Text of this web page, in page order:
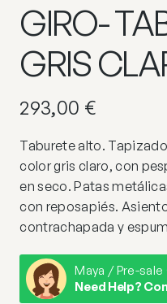
GIRO-
GRIS
293,00 €
Taburete alto.
color gris claro, con
en seco. Patas
con reposapiés.
contrachapada y
Maya / Pre-
Need Help?